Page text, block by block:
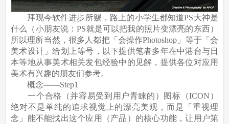
拜现今软件进步所赐，路上的小学生都知道PS大神是
什么（小朋友说：PS就是可以把我的照片变漂亮的东西）
所以理所当然，很多人都把「会操作Photoshop」等于「会
美术设计」给划上等号，以下提供笔者多年在中港台与日
本等地从事美术相关发包经验中的见解，提供各位对应用
美术有兴趣的朋友们参考。
概念——Step1
一个合格（并容易受到用户青睐的）图标（ICON）
绝对不是单纯的追求视觉上的漂亮美观，而是「重视理
念」能不能找出这个应用（产品）的核心功能，让用户第